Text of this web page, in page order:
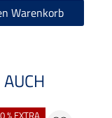
Warenkorb